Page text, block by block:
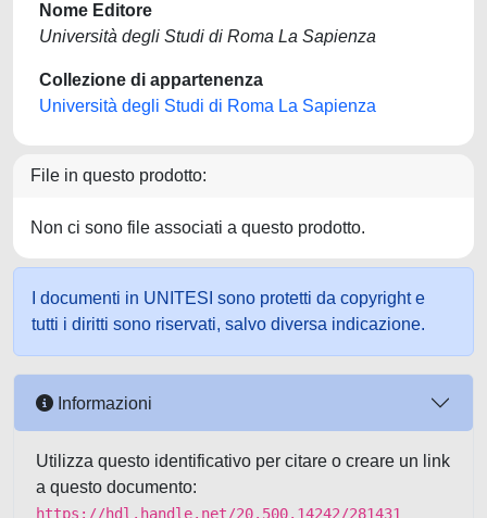
Nome Editore
Università degli Studi di Roma La Sapienza
Collezione di appartenenza
Università degli Studi di Roma La Sapienza
File in questo prodotto:
Non ci sono file associati a questo prodotto.
I documenti in UNITESI sono protetti da copyright e
tutti i diritti sono riservati, salvo diversa indicazione.
Informazioni
Utilizza questo identificativo per citare o creare un link
a questo documento:
https://hdl.handle.net/20.500.14242/281431